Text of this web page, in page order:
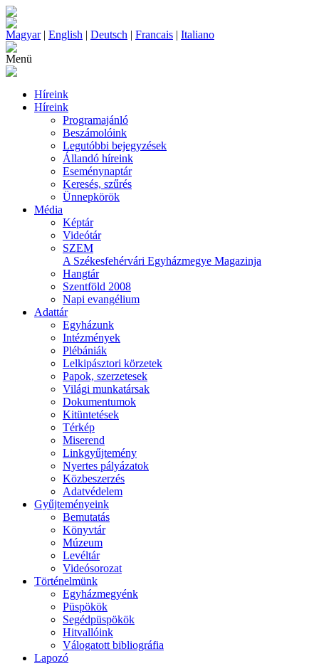
Magyar| English | Deutsch | Francais | Italiano
Menü
Híreink
Híreink
Programajánló
Beszámolóink
Legutóbbi bejegyzések
Állandó híreink
Eseménynaptár
Keresés, szűrés
Ünnepkörök
Média
Képtár
Videótár
SZEM
A Székesfehérvári Egyházmegye Magazinja
Hangtár
Szentföld 2008
Napi evangélium
Adattár
Egyházunk
Intézmények
Plébániák
Lelkipásztori körzetek
Papok, szerzetesek
Világi munkatársak
Dokumentumok
Kitüntetések
Térkép
Miserend
Linkgyűjtemény
Nyertes pályázatok
Közbeszerzés
Adatvédelem
Gyűjteményeink
Bemutatás
Könyvtár
Múzeum
Levéltár
Videósorozat
Történelmünk
Egyházmegyénk
Püspökök
Segédpüspökök
Hitvallóink
Válogatott bibliográfia
Lapozó